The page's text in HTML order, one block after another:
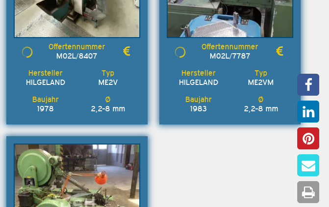
M02L/8407
HILGELAND ME2V
1978 2,2-8 mm
M02L/7787
HILGELAND ME2VM
1983 2,2-8 mm